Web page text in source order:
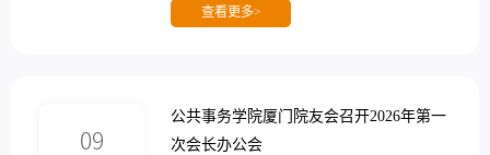
查看更多>
09
公共事务学院厦门院友会召开2026年第一
次会长办公会